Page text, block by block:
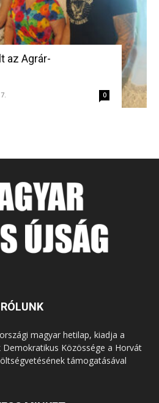
az Agrár-
0
RÓLUNK
magyar hetilap, kiadja a
Közössége a Horvát
támogatásával